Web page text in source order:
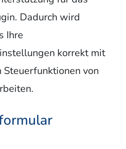
Dadurch wird
Ihre
korrekt mit
von